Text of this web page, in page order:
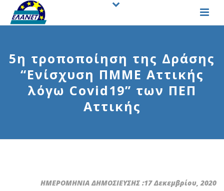
5η τροποποίηση της Δράσης
“Ενίσχυση ΠΜΜΕ Αττικής
λόγω Covid19” των ΠΕΠ
Αττικής
ΗΜΕΡΟΜΗΝΙΑ ΔΗΜΟΣΙΕΥΣΗΣ :17 Δεκεμβρίου, 2020